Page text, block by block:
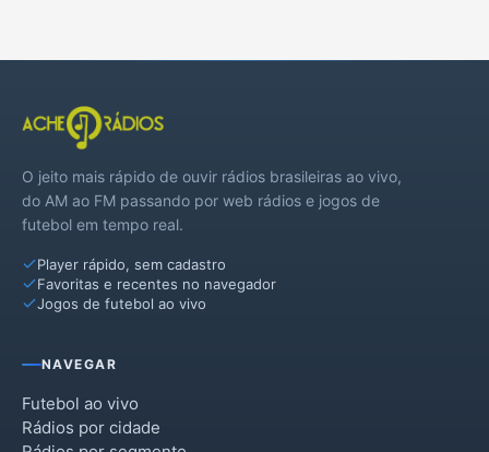
O jeito mais rápido de ouvir rádios brasileiras ao vivo,
do AM ao FM passando por web rádios e jogos de
futebol em tempo real.
Player rápido, sem cadastro
Favoritas e recentes no navegador
Jogos de futebol ao vivo
NAVEGAR
Futebol ao vivo
Rádios por cidade